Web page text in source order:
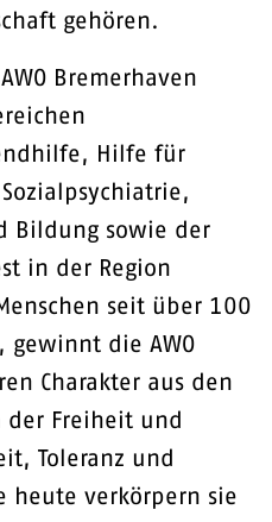
gehören.
Bremerhaven
Hilfe für
Bildung sowie der
in der Region
seit über 100
die AWO
Charakter aus den
der Freiheit und
Toleranz und
heute verkörpern sie